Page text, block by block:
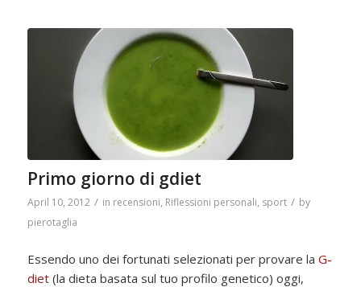
Primo giorno di gdiet
April 10, 2012 / in recensioni, Riflessioni personali, sport / by
pierotaglia
Essendo uno dei fortunati selezionati per provare la G-
diet(la dieta basata sul tuo profilo genetico) oggi,